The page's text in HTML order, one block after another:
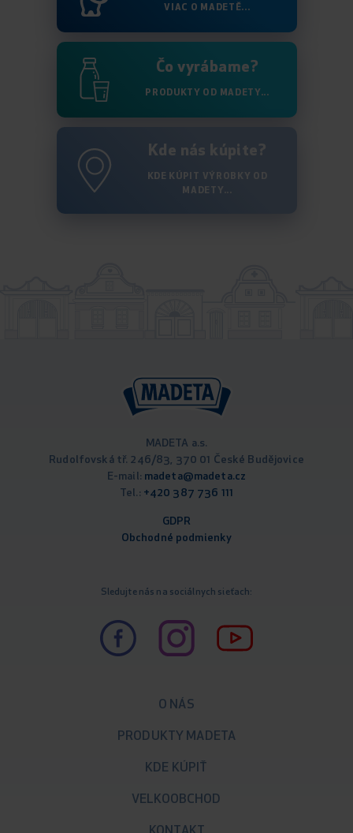
VIAC O MADETĚ...
Čo vyrábame?
PRODUKTY OD MADETY...
Kde nás kúpite?
KDE KÚPIT VÝROBKY OD
MADETY...
MADETA a.s.
Rudolfovská tř. 246/83, 370 01 České Budějovice
E-mail: madeta@madeta.cz
Tel.: +420 387 736 111
GDPR
Obchodné podmienky
Sledujte nás na sociálnych sieťach:
O NÁS
PRODUKTY MADETA
KDE KÚPIŤ
VELKOOBCHOD